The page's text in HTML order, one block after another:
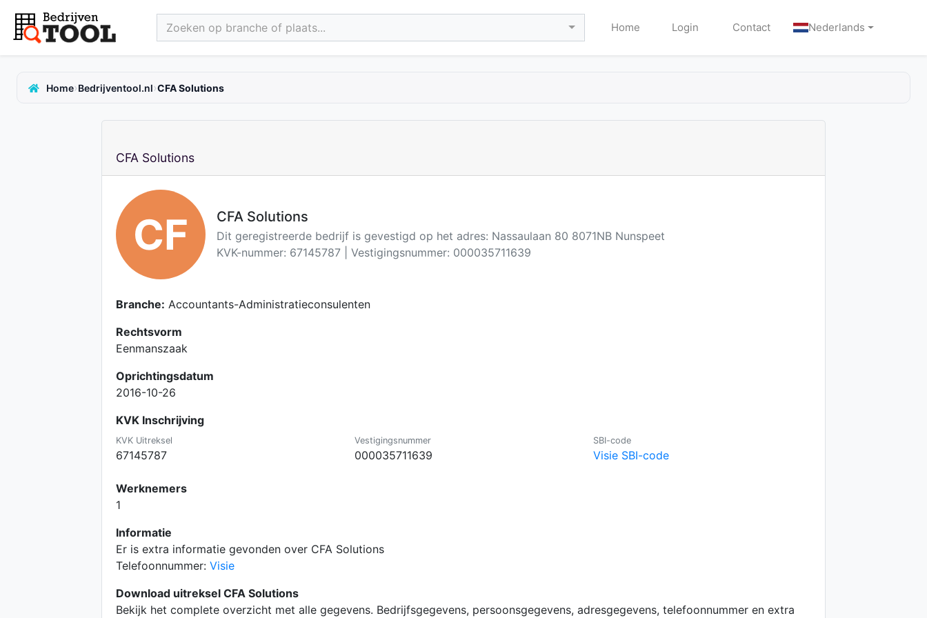
Zoeken op branche of plaats... Home Login Contact Nederlands
Home›Bedrijventool.nl›CFA Solutions
CFA Solutions
CF CFA Solutions
Dit geregistreerde bedrijf is gevestigd op het adres: Nassaulaan 80 8071NB Nunspeet
KVK-nummer: 67145787 | Vestigingsnummer: 000035711639
Branche: Accountants-Administratieconsulenten
Rechtsvorm
Eenmanszaak
Oprichtingsdatum
2016-10-26
KVK Inschrijving
KVK Uitreksel
67145787
Vestigingsnummer
000035711639
SBI-code
Visie SBI-code
Werknemers
1
Informatie
Er is extra informatie gevonden over CFA Solutions
Telefoonnummer: Visie
Download uitreksel CFA Solutions
Bekijk het complete overzicht met alle gegevens. Bedrijfsgegevens, persoonsgegevens, adresgegevens, telefoonnummer en extra